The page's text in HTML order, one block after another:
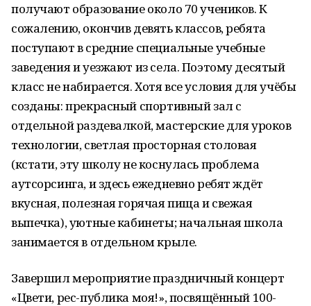
получают образование около 70 учеников. К
сожалению, окончив девять классов, ребята
поступают в средние специальные учебные
заведения и уезжают из села. Поэтому десятый
класс не набирается. Хотя все условия для учёбы
созданы: прекрасный спортивный зал с
отдельной раздевалкой, мастерские для уроков
технологии, светлая просторная столовая
(кстати, эту школу не коснулась проблема
аутсорсинга, и здесь ежедневно ребят ждёт
вкусная, полезная горячая пища и свежая
выпечка), уютные кабинеты; начальная школа
занимается в отдельном крыле.
Завершил мероприятие праздничный концерт
«Цвети, рес-публика моя!», посвящённый 100-